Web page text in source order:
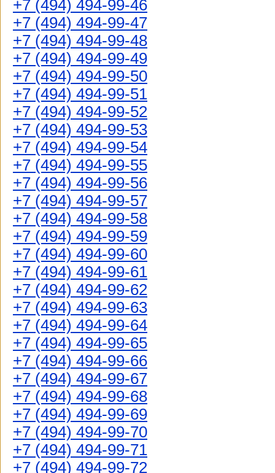
+7 (494) 494-99-46
+7 (494) 494-99-47
+7 (494) 494-99-48
+7 (494) 494-99-49
+7 (494) 494-99-50
+7 (494) 494-99-51
+7 (494) 494-99-52
+7 (494) 494-99-53
+7 (494) 494-99-54
+7 (494) 494-99-55
+7 (494) 494-99-56
+7 (494) 494-99-57
+7 (494) 494-99-58
+7 (494) 494-99-59
+7 (494) 494-99-60
+7 (494) 494-99-61
+7 (494) 494-99-62
+7 (494) 494-99-63
+7 (494) 494-99-64
+7 (494) 494-99-65
+7 (494) 494-99-66
+7 (494) 494-99-67
+7 (494) 494-99-68
+7 (494) 494-99-69
+7 (494) 494-99-70
+7 (494) 494-99-71
+7 (494) 494-99-72